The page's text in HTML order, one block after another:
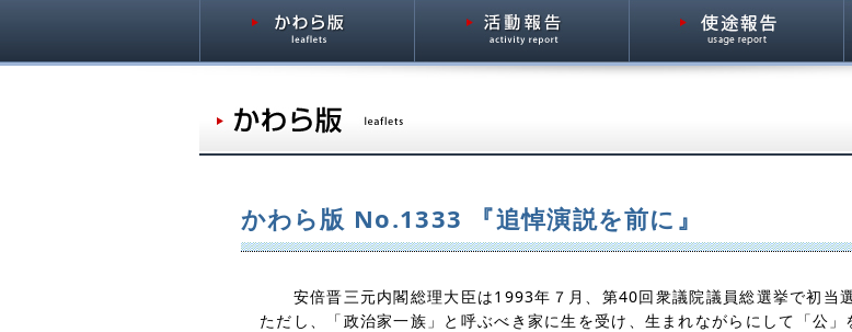
かわら版 No.1333 『追悼演説を前に』
安倍晋三元内閣総理大臣は1993年７月、第40回衆議院議員総選挙で初当選
ただし、「政治家一族」と呼ぶべき家に生を受け、生まれながらにして「公